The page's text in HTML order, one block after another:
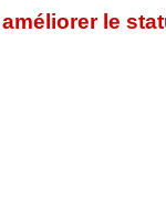
le